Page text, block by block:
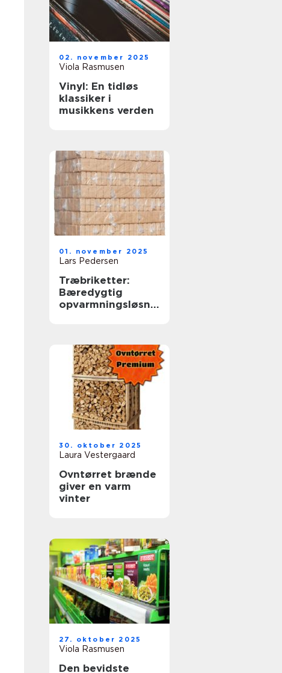
02. november 2025
Viola Rasmusen
Vinyl: En tidløs
klassiker i
musikkens verden
01. november 2025
Lars Pedersen
Træbriketter:
Bæredygtig
opvarmningsløsnin
30. oktober 2025
Laura Vestergaard
Ovntørret brænde
giver en varm
vinter
27. oktober 2025
Viola Rasmusen
Den bevidste